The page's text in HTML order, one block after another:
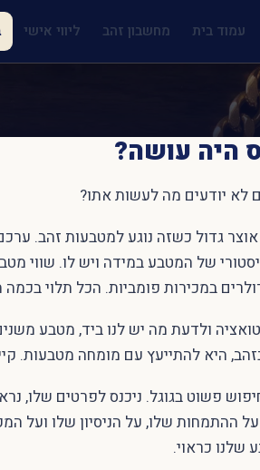
עמוד בית מחשבון זהב ליווי אישי
היה עושה?
לא יודעים מה לעשות אתו?
להיות אוצר גדול כשזה נוגע למטבעות
של המטבע במידה ויש לו. שווי
במכירות פומביות. הכל תלוי
ולדעת מה יש לנו ביד, מטבע
היא להתייעץ עם מומחה מטבעות.
פשוט בגוגל. ניכנס לפרטים שלו,
ההתמחות שלו, על הניסיון שלו ועל
שלנו כראוי.